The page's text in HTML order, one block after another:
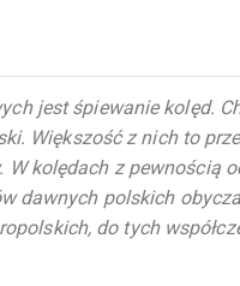
jest śpiewanie kolęd.
Większość z nich to
kolędach z pewnością
dawnych polskich
do tych